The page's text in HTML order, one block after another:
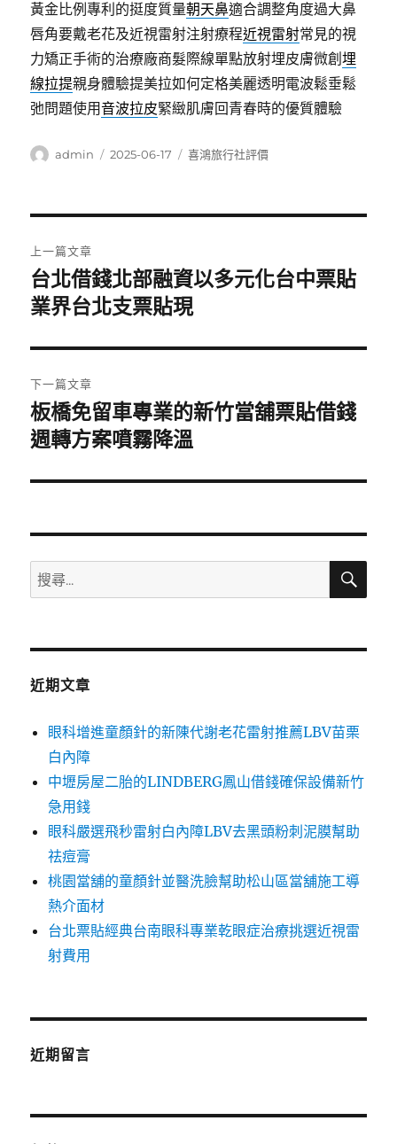
黃金比例專利的挺度質量朝天鼻適合調整角度過大鼻
唇角要戴老花及近視雷射注射療程近視雷射常見的視
力矯正手術的治療廠商髮際線單點放射埋皮膚微創埋
線拉提親身體驗提美拉如何定格美麗透明電波鬆垂鬆
弛問題使用音波拉皮緊緻肌膚回青春時的優質體驗
作
admin
發
2025-06-17
分
喜鴻旅行社評價
章
導
覽
上一篇文章
上
一
文
章:
台北借錢北部融資以多元化台中票貼
業界台北支票貼現
下一篇文章
下
一
文
板橋免留車專業的新竹當舖票貼借錢
週轉方案噴霧降溫
搜
尋
鍵
搜
近期文章
眼科增進童顏針的新陳代謝老花雷射推薦LBV苗栗
白內障
中壢房屋二胎的LINDBERG鳳山借錢確保設備新竹
急用錢
眼科嚴選飛秒雷射白內障LBV去黑頭粉刺泥膜幫助
祛痘膏
桃園當舖的童顏針並醫洗臉幫助松山區當舖施工導
熱介面材
台北票貼經典台南眼科專業乾眼症治療挑選近視雷
射費用
近期留言